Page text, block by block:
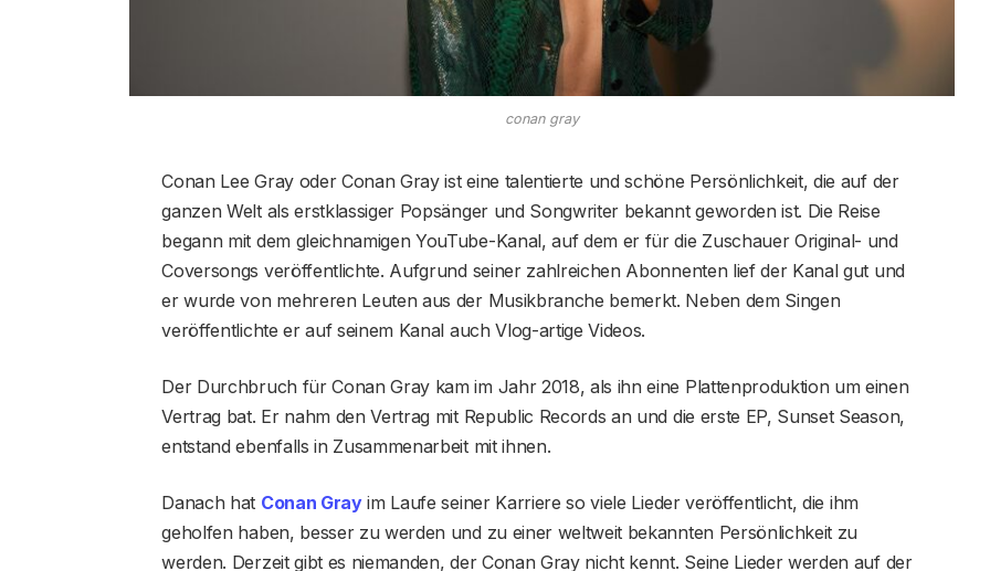
conan gray
Conan Lee Gray oder Conan Gray ist eine talentierte und schöne Persönlichkeit, die auf der
ganzen Welt als erstklassiger Popsänger und Songwriter bekannt geworden ist. Die Reise
begann mit dem gleichnamigen YouTube-Kanal, auf dem er für die Zuschauer Original- und
Coversongs veröffentlichte. Aufgrund seiner zahlreichen Abonnenten lief der Kanal gut und
er wurde von mehreren Leuten aus der Musikbranche bemerkt. Neben dem Singen
veröffentlichte er auf seinem Kanal auch Vlog-artige Videos.
Der Durchbruch für Conan Gray kam im Jahr 2018, als ihn eine Plattenproduktion um einen
Vertrag bat. Er nahm den Vertrag mit Republic Records an und die erste EP, Sunset Season,
entstand ebenfalls in Zusammenarbeit mit ihnen.
Danach hat Conan Grayim Laufe seiner Karriere so viele Lieder veröffentlicht, die ihm
geholfen haben, besser zu werden und zu einer weltweit bekannten Persönlichkeit zu
werden. Derzeit gibt es niemanden, der Conan Gray nicht kennt. Seine Lieder werden auf der